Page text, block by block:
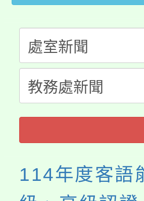
者。
大溪自造教
份教師研習
淨零綠生活
會
115年食農
程
114年度客語